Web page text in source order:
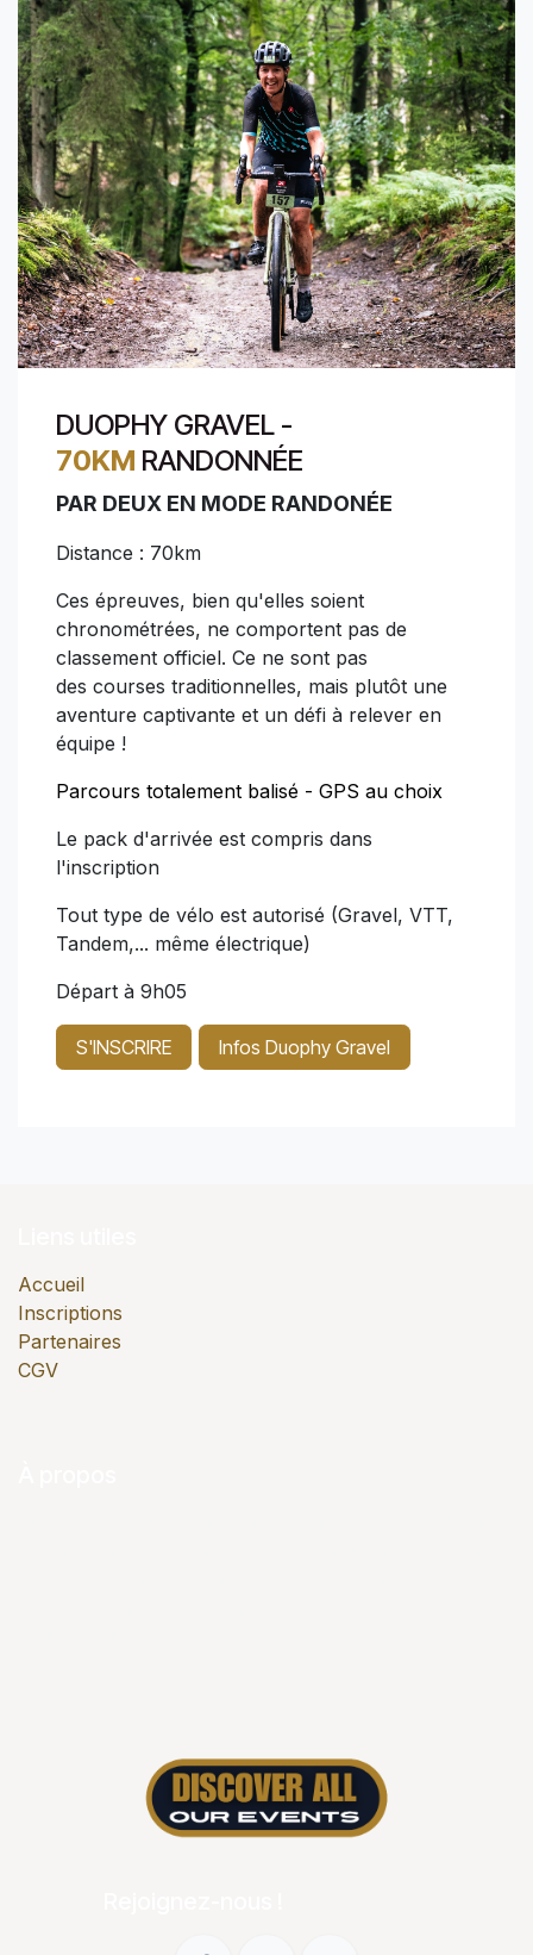
DUOPHY GRAVEL -
70KM RANDONNÉE
PAR DEUX EN MODE RANDONÉE
Distance : 70km
Ces épreuves, bien qu'elles soient
chronométrées, ne comportent pas de
classement officiel. Ce ne sont pas
des courses traditionnelles, mais plutôt une
aventure captivante et un défi à relever en
équipe !
Parcours totalement balisé - GPS au choix
Le pack d'arrivée est compris dans
l'inscription
Tout type de vélo est autorisé (Gravel, VTT,
Tandem,... même électrique)
Départ à 9h05
S'INSCRIRE Infos Duophy Gravel
Accueil
Inscriptions
Partenaires
CGV